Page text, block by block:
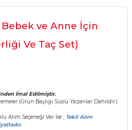
ve Anne İçin
Ve Taç Set)
İmal Edilmiştir.
(Ürün Başlığı Süslü Yazanlar Dahildir.)
Alım Seçeneği Var İse ; Tekli Alım